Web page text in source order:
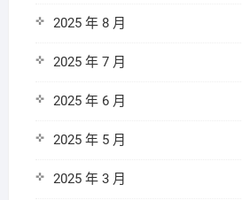
2025 年 8 月
2025 年 7 月
2025 年 6 月
2025 年 5 月
2025 年 3 月